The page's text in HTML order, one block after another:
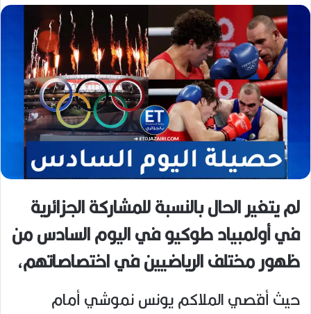
لم يتغير الحال بالنسبة للمشاركة الجزائرية
في أولمبياد طوكيو في اليوم السادس من
ظهور مختلف الرياضيين في اختصاصاتهم،
حيث أقصي الملاكم يونس نموشي أمام